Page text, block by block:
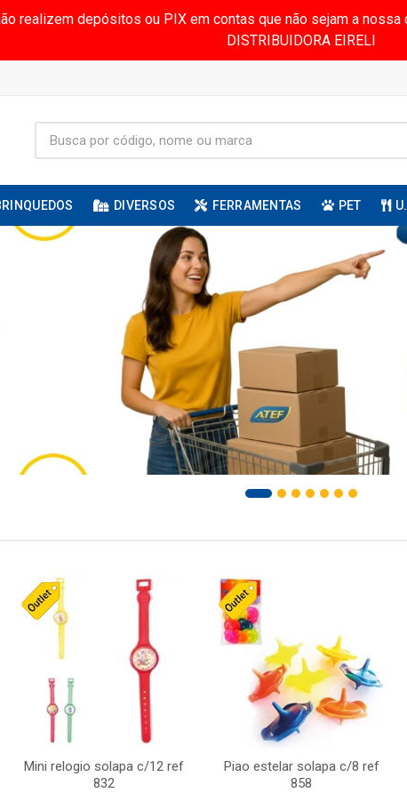
realizem depósitos ou PIX em contas que não sejam a
DISTRIBUIDORA EIRELI
DIVERSOS FERRAMENTAS PET
Mini relogio solapa c/12 ref
832
Piao estelar solapa c/8 ref
858